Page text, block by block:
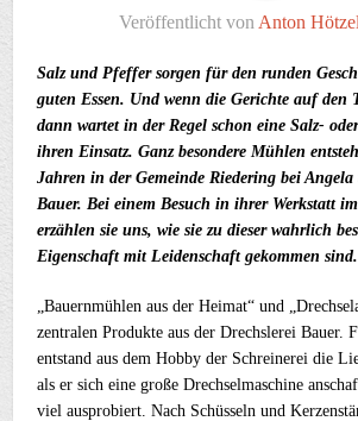
Veröffentlicht von Anton
Salz und Pfeffer sorgen für den runden
guten Essen. Und wenn die Gerichte auf den
dann wartet in der Regel schon eine Salz-
ihren Einsatz. Ganz besondere Mühlen
Jahren in der Gemeinde Riedering bei
Bauer. Bei einem Besuch in ihrer Werkstatt
erzählen sie uns, wie sie zu dieser wahrlich
Eigenschaft mit Leidenschaft gekommen sind.
„Bauernmühlen aus der Heimat“ und
zentralen Produkte aus der Drechslerei Bauer.
entstand aus dem Hobby der Schreinerei die
als er sich eine große Drechselmaschine
viel ausprobiert. Nach Schüsseln und